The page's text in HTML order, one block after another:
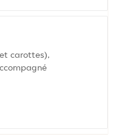
carottes),